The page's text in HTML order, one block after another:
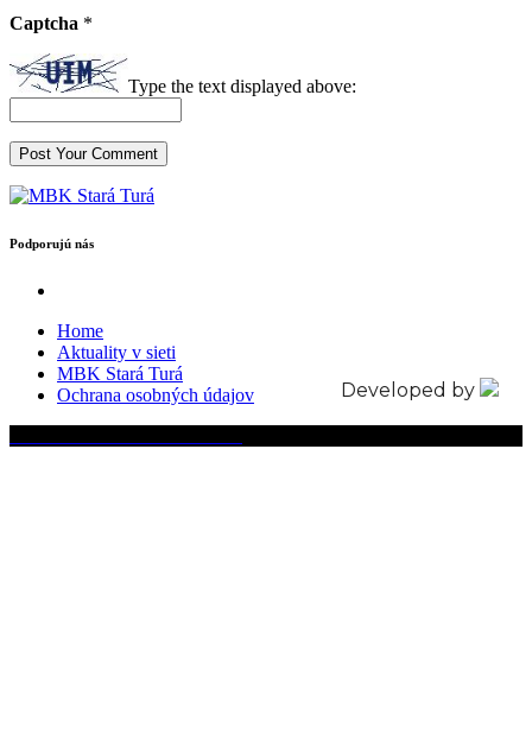
Captcha *
Type the text displayed above:
Podporujú nás
Home
Aktuality v sieti
MBK Stará Turá
Ochrana osobných údajov
Developed by